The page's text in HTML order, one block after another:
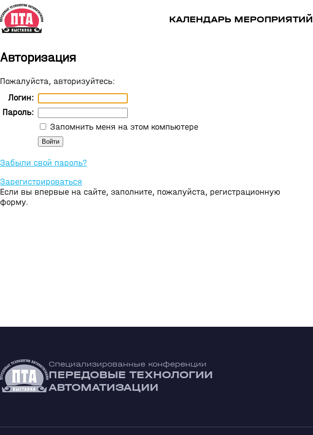
КАЛЕНДАРЬ МЕРОПРИЯТИЙ
Авторизация
Пожалуйста, авторизуйтесь:
Логин:
Пароль:
Запомнить меня на этом компьютере
Забыли свой пароль?
Зарегистрироваться
Если вы впервые на сайте, заполните, пожалуйста, регистрационную
форму.
Специализированные конференции
ПЕРЕДОВЫЕ ТЕХНОЛОГИИ
АВТОМАТИЗАЦИИ